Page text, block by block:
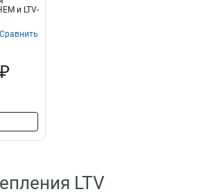
и LTV-
Сравнить
LTV